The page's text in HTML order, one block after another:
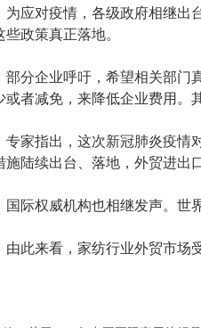
为应对疫情，各级政府相继出
些政策真正落地。
企业呼吁，希望相关部门真
或者减免，来降低企业费用。
指出，这次新冠肺炎疫情对
施陆续出台、落地，外贸进出
权威机构也相继发声。世界
来看，家纺行业外贸市场受